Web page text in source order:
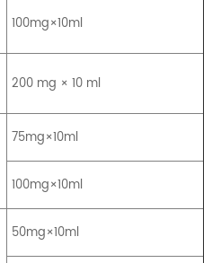
100mg×10ml
200 mg × 10 ml
75mg×10ml
100mg×10ml
50mg×10ml